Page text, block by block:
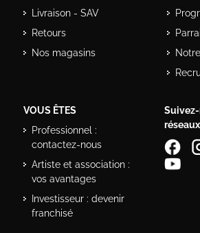
Livraison - SAV
Retours
Nos magasins
VOUS ÊTES
Professionnel :
contactez-nous
Artiste et association :
vos avantages
Investisseur : devenir
franchisé
réseaux